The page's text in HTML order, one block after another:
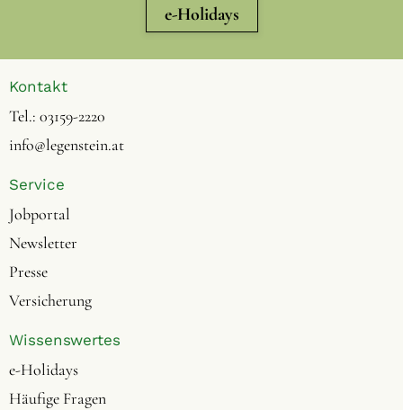
e-Holidays
Kontakt
Tel.: 03159-2220
info@legenstein.at
Service
Jobportal
Newsletter
Presse
Versicherung
Wissenswertes
e-Holidays
Häufige Fragen